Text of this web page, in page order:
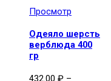
Просмотр
Одеяло шерсть
верблюда 400
гр
432.00 ₽ –